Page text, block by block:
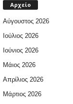
Αρχείο
Αύγουστος 2026
Ιούλιος 2026
Ιούνιος 2026
Μάιος 2026
Απρίλιος 2026
Μάρτιος 2026